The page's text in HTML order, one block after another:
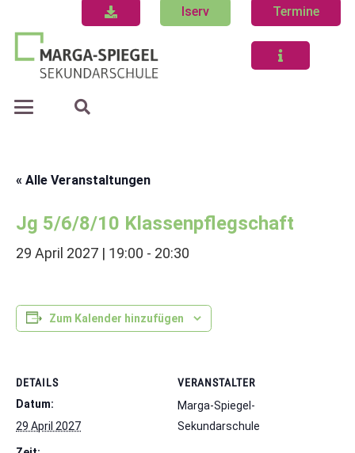
Iserv Termine
« Alle Veranstaltungen
Jg 5/6/8/10 Klassenpflegschaft
29 April 2027 | 19:00 - 20:30
Zum Kalender hinzufügen
DETAILS
Datum:
29 April 2027
VERANSTALTER
Marga-Spiegel-
Sekundarschule